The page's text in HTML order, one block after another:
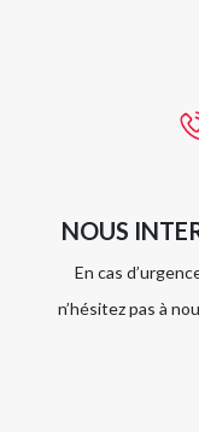
NOUS
En cas
n’hésitez pas à